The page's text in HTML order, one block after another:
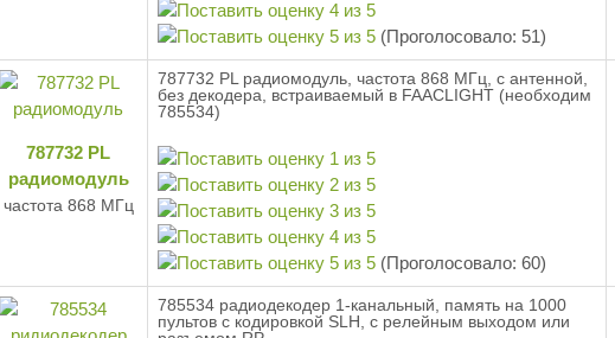
(Проголосовало: 51)
787732 PL
радиомодуль
частота 868 МГц
787732 PL радиомодуль, частота 868 МГц, с антенной,
без декодера, встраиваемый в FAACLIGHT (необходим
785534)
(Проголосовало: 60)
785534 радиодекодер 1-канальный, память на 1000
пультов с кодировкой SLH, с релейным выходом или